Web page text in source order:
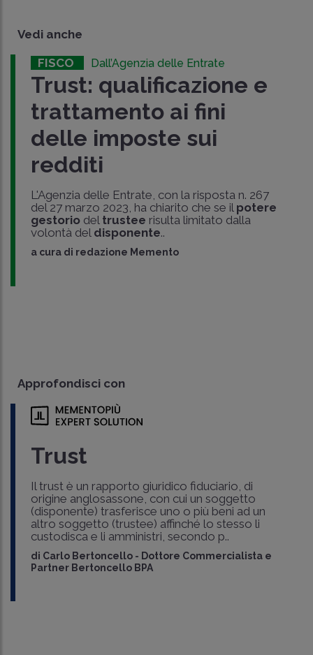
Vedi anche
FISCO Dall’Agenzia delle Entrate
Trust: qualificazione e
trattamento ai fini
delle imposte sui
redditi
L'Agenzia delle Entrate, con la risposta n. 267
del 27 marzo 2023, ha chiarito che se il potere
gestoriodel trustee risulta limitato dalla
volontà del disponente..
a cura di redazione Memento
Approfondisci con
Trust
Il trust è un rapporto giuridico fiduciario, di
origine anglosassone, con cui un soggetto
(disponente) trasferisce uno o più beni ad un
altro soggetto (trustee) affinché lo stesso li
custodisca e li amministri, secondo p..
di Carlo Bertoncello - Dottore Commercialista e
Partner Bertoncello BPA